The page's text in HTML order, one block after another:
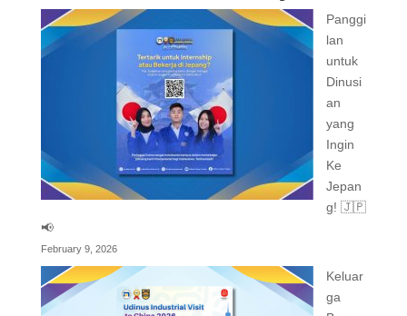
Panggi
lan
untuk
Dinusi
an
yang
Ingin
Ke
Jepan
g! 🇯🇵
📢
February 9, 2026
Keluar
ga